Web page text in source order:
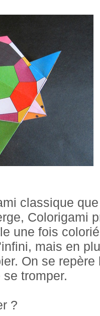
classique
Colorigami
une fois
mais en
On se
tromper.
?